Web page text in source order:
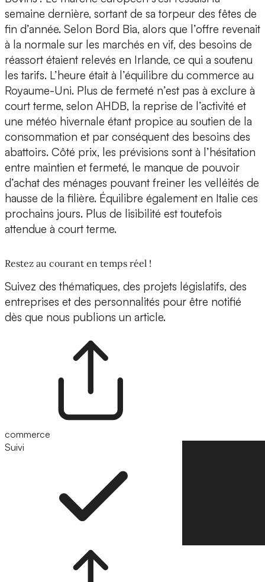
semaine dernière, sortant de sa torpeur des fêtes de
fin d’année. Selon Bord Bia, alors que l’offre revenait
à la normale sur les marchés en vif, des besoins de
réassort étaient relevés en Irlande, ce qui a soutenu
les tarifs. L’heure était à l’équilibre du commerce au
Royaume-Uni. Plus de fermeté n’est pas à exclure à
court terme, selon AHDB, la reprise de l’activité et
une météo hivernale étant propice au soutien de la
consommation et par conséquent des besoins des
abattoirs. Côté prix, les prévisions sont à l’hésitation
entre maintien et fermeté, le manque de pouvoir
d’achat des ménages pouvant freiner les velléités de
hausse de la filière. Équilibre également en Italie ces
prochains jours. Plus de lisibilité est toutefois
attendue à court terme.
Restez au courant en temps réel !
Suivez des thématiques, des projets législatifs, des
entreprises et des personnalités pour être notifié
dès que nous publions un article.
commerce
Suivi